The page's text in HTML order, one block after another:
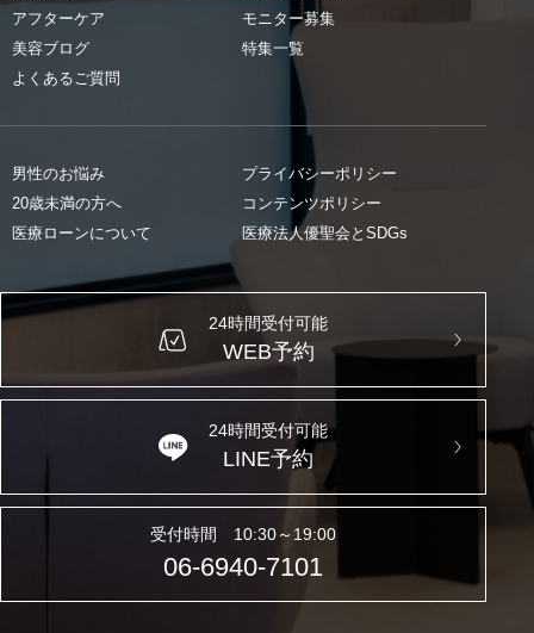
アフターケア
美容ブログ
よくあるご質問
モニター募集
特集一覧
男性のお悩み
20歳未満の方へ
医療ローンについて
プライバシーポリシー
コンテンツポリシー
医療法人優聖会とSDGs
24時間受付可能
WEB予約
24時間受付可能
LINE予約
受付時間 10:30～19:00
06-6940-7101